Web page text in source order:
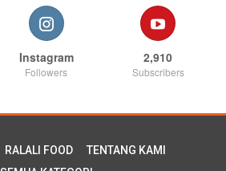
Instagram
Followers
2,910
Subscribers
RALALI FOOD
TENTANG KAMI